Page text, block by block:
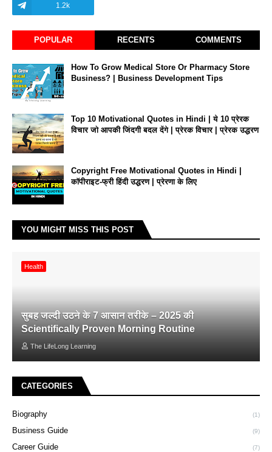
1.2k
POPULAR RECENTS COMMENTS
How To Grow Medical Store Or Pharmacy Store
Business? | Business Development Tips
Top 10 Motivational Quotes in Hindi | ये 10 प्रेरक
विचार जो आपकी जिंदगी बदल देंगे | प्रेरक विचार | प्रेरक उद्धरण
Copyright Free Motivational Quotes in Hindi |
कॉपीराइट-फ्री हिंदी उद्धरण | प्रेरणा के लिए
YOU MIGHT MISS THIS POST
Health
सुबह जल्दी उठने के 7 आसान तरीके – 2025 की
Scientifically Proven Morning Routine
The LifeLong Learning
CATEGORIES
Biography (1)
Business Guide (9)
Career Guide (7)